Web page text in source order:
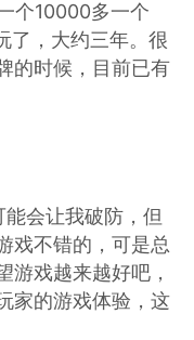
个10000多一个
了，大约三年。很
的时候，目前已有
会让我破防，但
戏不错的，可是总
游戏越来越好吧，
家的游戏体验，这